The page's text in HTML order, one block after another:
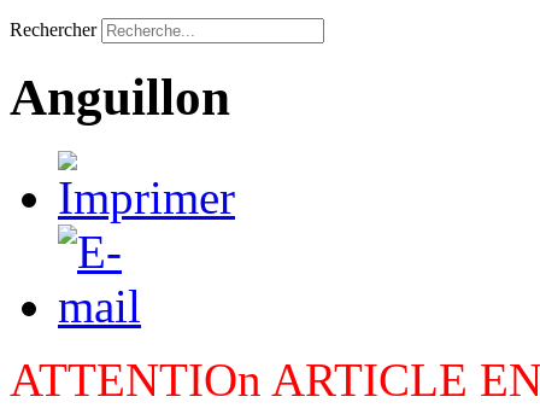
Rechercher
Anguillon
ATTENTIOn ARTICLE